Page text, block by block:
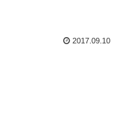
2017.09.10